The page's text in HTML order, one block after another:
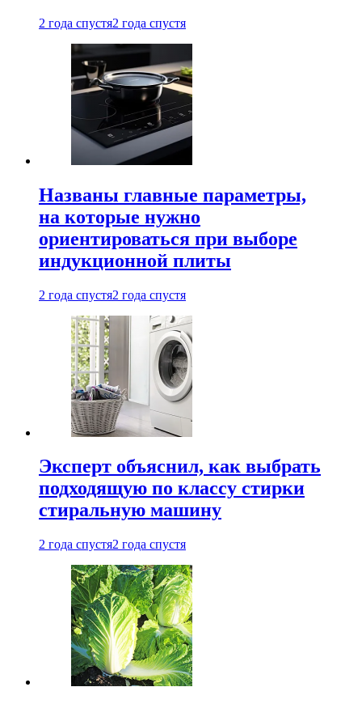
2 года спустя2 года спустя
Названы главные параметры,
на которые нужно
ориентироваться при выборе
индукционной плиты
2 года спустя2 года спустя
Эксперт объяснил, как выбрать
подходящую по классу стирки
стиральную машину
2 года спустя2 года спустя